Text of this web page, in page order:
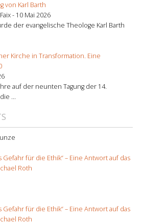
von Karl Barth
- 10 Mai 2026
der evangelische Theologe Karl Barth
Kirche in Transformation. Eine
auf der neunten Tagung der 14.
...
Gefahr für die Ethik“ – Eine Antwort auf das
Roth
Gefahr für die Ethik“ – Eine Antwort auf das
Roth